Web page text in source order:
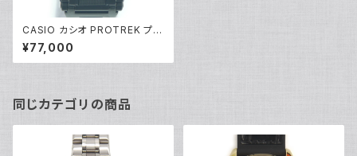
CASIO カシオ PROTREK プロ
トレック マナスル タフソーラー
電波時計 黒文字盤 PRX-800
0YT-1JF Y04305
¥77,000
同じカテゴリの商品